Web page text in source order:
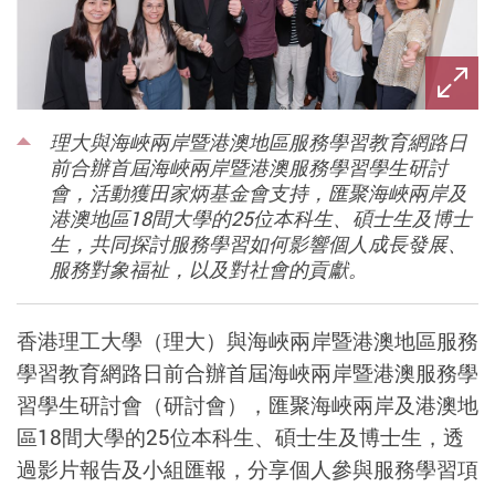
理大與海峽兩岸暨港澳地區服務學習教育網路日
前合辦首屆海峽兩岸暨港澳服務學習學生研討
會，活動獲田家炳基金會支持，匯聚海峽兩岸及
港澳地區18間大學的25位本科生、碩士生及博士
生，共同探討服務學習如何影響個人成長發展、
服務對象福祉，以及對社會的貢獻。
香港理工大學（理大）與海峽兩岸暨港澳地區服務
學習教育網路日前合辦首屆海峽兩岸暨港澳服務學
習學生研討會（研討會），匯聚海峽兩岸及港澳地
區18間大學的25位本科生、碩士生及博士生，透
過影片報告及小組匯報，分享個人參與服務學習項